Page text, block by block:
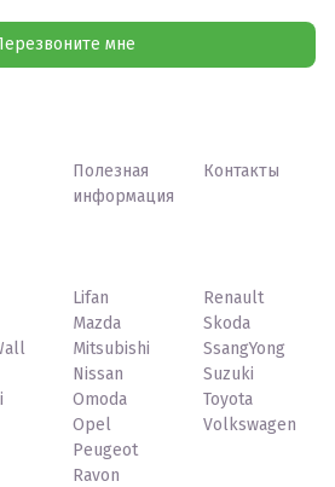
мне
Полезная
информация
Контакты
Lifan
Mazda
Mitsubishi
Nissan
Omoda
Opel
Peugeot
Ravon
Renault
Skoda
SsangYong
Suzuki
Toyota
Volkswagen